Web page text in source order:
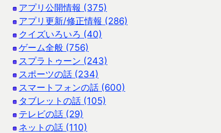
アプリ公開情報 (375)
アプリ更新/修正情報 (286)
クイズいろいろ (40)
ゲーム全般 (756)
スプラトゥーン (243)
スポーツの話 (234)
スマートフォンの話 (600)
タブレットの話 (105)
テレビの話 (29)
ネットの話 (110)